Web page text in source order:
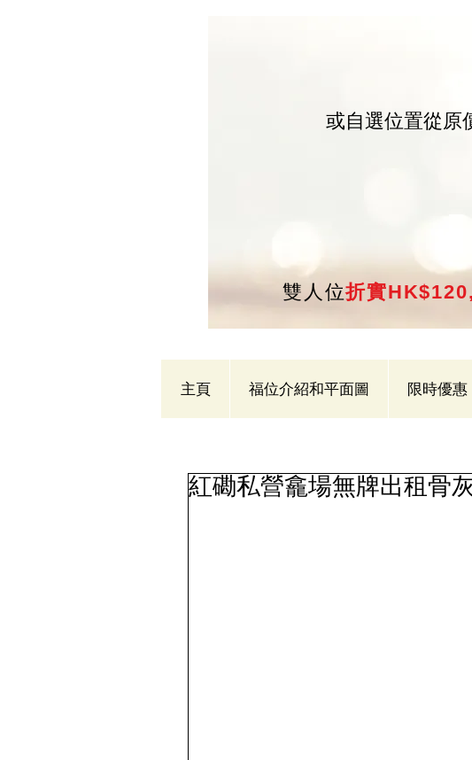
或自選位置從原
雙人位折實
主頁 福位介紹和平面圖 限時優惠
紅磡私營龕場無牌出租骨